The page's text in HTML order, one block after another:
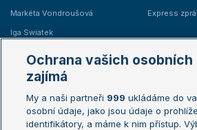
Markéta Vondroušová
Iga Swiatek
Express
Žebříčky
Žebříček ATP (muži)
Žebříček WTA (ženy)
Australian
French Open
Ochrana vašich osobních
zajímá
My a naši partneři 999 ukládáme do
osobní údaje, jako jsou údaje o
identifikátory, a máme k nim přístup.